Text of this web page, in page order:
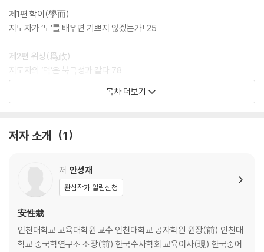
제1편 학이(學而)
지도자가 ‘도’를 배우면 기쁘지 않겠는가! 25
제2편 위정(爲政)
지도자의 ‘덕’은 북극성과 같다 78
제4편 이인(里仁)
제5편 공야장(公冶長)
새치 혀의 무게 241
제6편 옹야(雍也)
세상으로 나가는 출입구 280
목차 더보기
저자 소개 1
저 안성재
관심작가 알림신청
安性栽
인천대학교 교육대학원 교수 인천대학교 공자학원 원장(前) 인천대
학교 중국학연구소 소장(前) 한국수사학회 교육이사(現) 한국중어